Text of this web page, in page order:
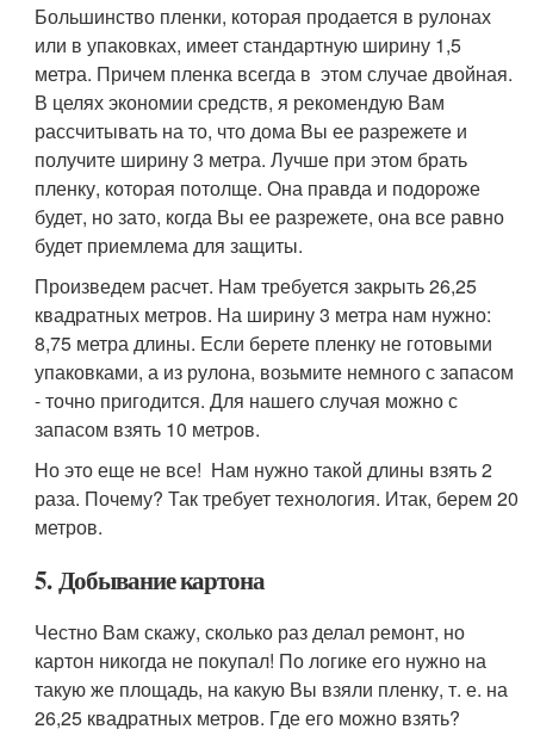
Большинство пленки, которая продается в рулонах
или в упаковках, имеет стандартную ширину 1,5
метра. Причем пленка всегда в этом случае двойная.
В целях экономии средств, я рекомендую Вам
рассчитывать на то, что дома Вы ее разрежете и
получите ширину 3 метра. Лучше при этом брать
пленку, которая потолще. Она правда и подороже
будет, но зато, когда Вы ее разрежете, она все равно
будет приемлема для защиты.
Произведем расчет. Нам требуется закрыть 26,25
квадратных метров. На ширину 3 метра нам нужно:
8,75 метра длины. Если берете пленку не готовыми
упаковками, а из рулона, возьмите немного с запасом
- точно пригодится. Для нашего случая можно с
запасом взять 10 метров.
Но это еще не все! Нам нужно такой длины взять 2
раза. Почему? Так требует технология. Итак, берем 20
метров.
5. Добывание картона
Честно Вам скажу, сколько раз делал ремонт, но
картон никогда не покупал! По логике его нужно на
такую же площадь, на какую Вы взяли пленку, т. е. на
26,25 квадратных метров. Где его можно взять?